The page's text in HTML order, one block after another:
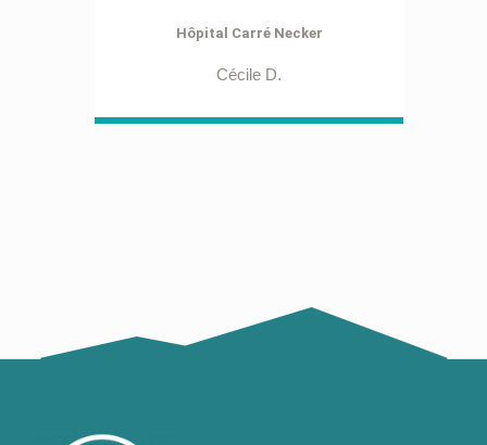
Hôpital Carré Necker
Cécile D.